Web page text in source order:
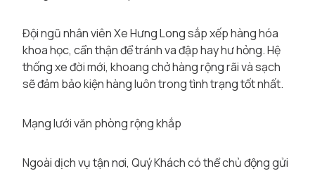
Đội ngũ nhân viên Xe Hưng Long sắp xếp hàng hóa
khoa học, cẩn thận để tránh va đập hay hư hỏng. Hệ
thống xe đời mới, khoang chở hàng rộng rãi và sạch
sẽ đảm bảo kiện hàng luôn trong tình trạng tốt nhất.
Mạng lưới văn phòng rộng khắp
Ngoài dịch vụ tận nơi, Quý Khách có thể chủ động gửi